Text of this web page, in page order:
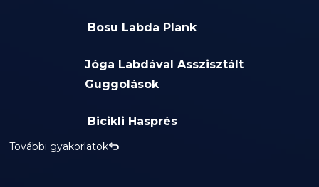
Bosu Labda Plank
Jóga Labdával Asszisztált
Guggolások
Bicikli Hasprés
További gyakorlatok